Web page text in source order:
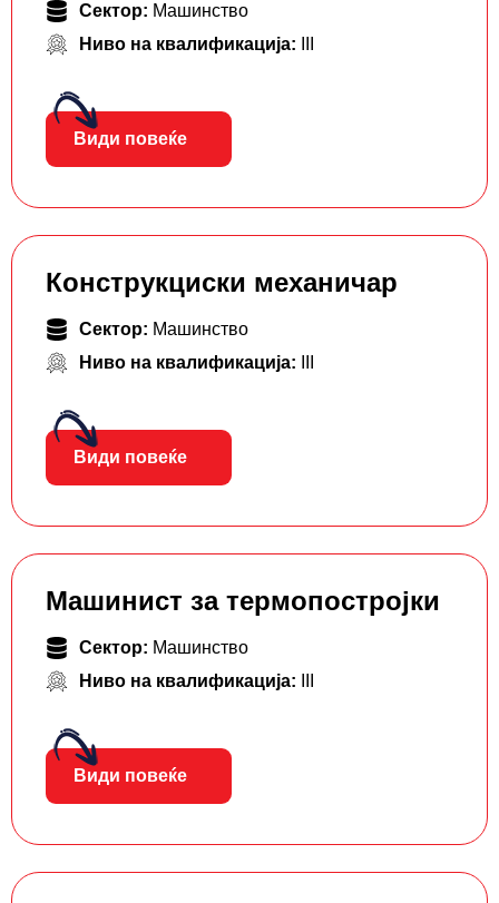
Сектор: Машинство
Ниво на квалификација:
Види повеќе
Конструкциски механичар
Сектор: Машинство
Ниво на квалификација:
Види повеќе
Машинист за термопостројки
Сектор: Машинство
Ниво на квалификација:
Види повеќе